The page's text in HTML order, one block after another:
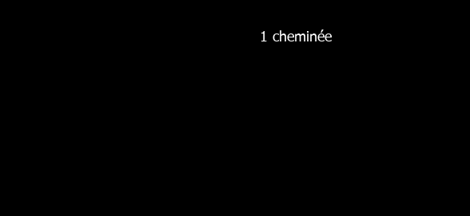
1 cheminée